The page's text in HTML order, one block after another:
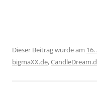
Dieser Beitrag wurde am
bigmaXX.de,